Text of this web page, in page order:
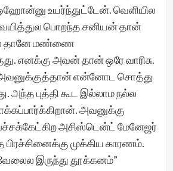
உயர்ந்துட்டேன். வெளியில
வயித்துல பொறந்த சனியன் தான்
தானே மண்ணை
எனக்கு அவன் தான் ஒரே வாரிசு.
என்னோட சொத்து
அந்த புத்தி கூட இல்லாம நல்ல
அவனுக்கு
அசிஸ்டென்ட் மேனேஜர்
பிரச்சினைக்கு முக்கிய காரணம்.
இருந்து தூக்கனம்”